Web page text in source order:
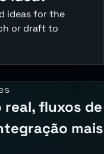
ideas for the
or draft to
real, fluxos de
mais